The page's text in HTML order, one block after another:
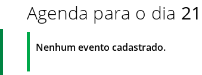
Agenda para o dia
Nenhum evento cadastrado.